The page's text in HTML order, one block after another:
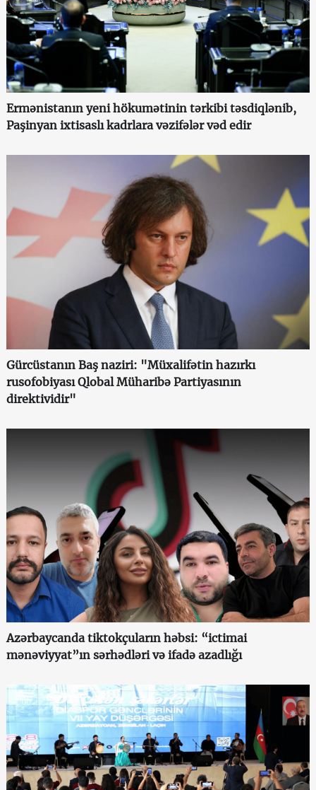
Ermənistanın yeni hökumətinin tərkibi təsdiqlənib,
Paşinyan ixtisaslı kadrlara vəzifələr vəd edir
Gürcüstanın Baş naziri: "Müxalifətin hazırkı
rusofobiyası Qlobal Müharibə Partiyasının
direktividir"
Azərbaycanda tiktokçuların həbsi: “ictimai
mənəviyyat”ın sərhədləri və ifadə azadlığı